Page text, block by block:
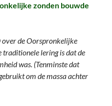
zonden bouwde
de Oorspronkelijke
traditionele lering is dat de
was. (Tenminste dat
om de massa achter